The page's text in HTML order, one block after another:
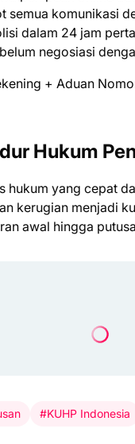
semua komunikasi
dalam 24 jam
negosiasi
+ Aduan
Hukum
hukum yang cepat
kerugian menjadi
awal hingga
#KUHP Indonesia